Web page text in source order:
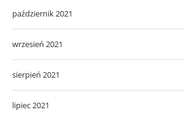
październik 2021
wrzesień 2021
sierpień 2021
lipiec 2021